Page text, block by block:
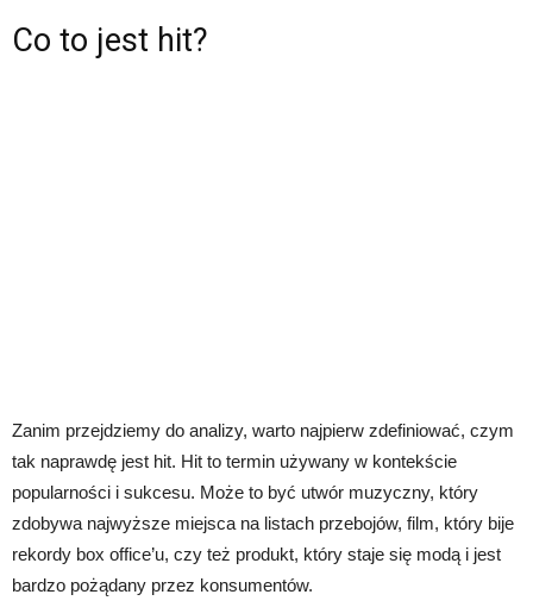
Co to jest hit?
Zanim przejdziemy do analizy, warto najpierw zdefiniować, czym
tak naprawdę jest hit. Hit to termin używany w kontekście
popularności i sukcesu. Może to być utwór muzyczny, który
zdobywa najwyższe miejsca na listach przebojów, film, który bije
rekordy box office’u, czy też produkt, który staje się modą i jest
bardzo pożądany przez konsumentów.